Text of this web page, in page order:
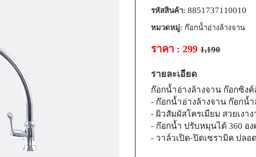
รหัสสินค้า: 8851737110010
หมวดหมู่: ก๊อกน้ำอ่างล้างจาน
ราคา : 299 1,190
รายละเอียด
ก๊อกน้ำอ่างล้างจาน ก๊อกซิง
- ก๊อกน้ำอ่างล้างจาน ก๊อกน้
- ผิวสัมผัสโครเมียม สวยเงา
- ก๊อกน้ำ ปรับหมุนได้ 360 อ
- วาล์วเปิด-ปิดเซรามิค ปลอ